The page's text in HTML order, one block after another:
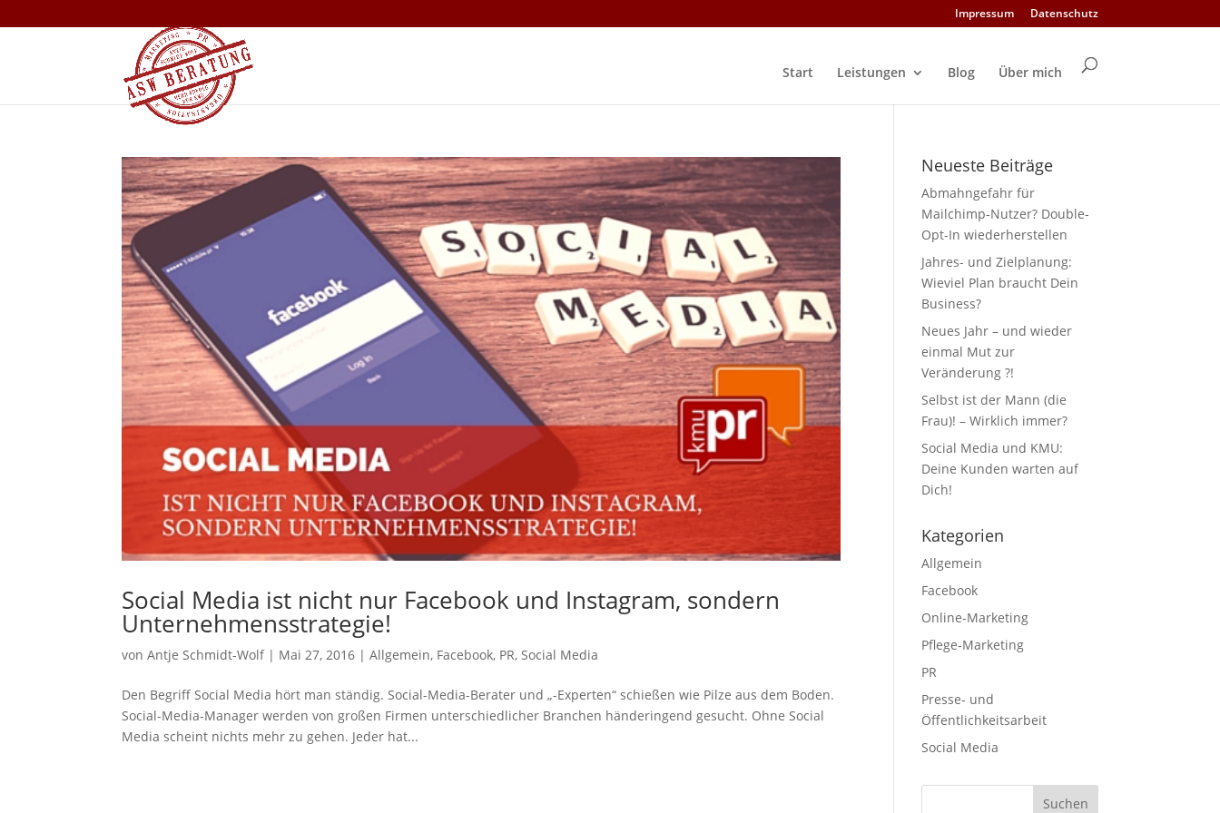
Impressum Datenschutz
Start Leistungen Blog Über mich
Social Media ist nicht nur Facebook und Instagram, sondern
Unternehmensstrategie!
vonAntje Schmidt-Wolf| Mai 27, 2016 |Allgemein, Facebook, PR,Social Media
Den Begriff Social Media hört man ständig. Social-Media-Berater und „-Experten“ schießen wie Pilze aus dem Boden.
Social-Media-Manager werden von großen Firmen unterschiedlicher Branchen händeringend gesucht. Ohne Social
Media scheint nichts mehr zu gehen. Jeder hat...
Neueste Beiträge
Abmahngefahr für
Mailchimp-Nutzer? Double-
Opt-In wiederherstellen
Jahres- und Zielplanung:
Wieviel Plan braucht Dein
Business?
Neues Jahr – und wieder
einmal Mut zur
Veränderung ?!
Selbst ist der Mann (die
Frau)! – Wirklich immer?
Social Media und KMU:
Deine Kunden warten auf
Dich!
Kategorien
Allgemein
Facebook
Online-Marketing
Pflege-Marketing
PR
Presse- und
Öffentlichkeitsarbeit
Social Media